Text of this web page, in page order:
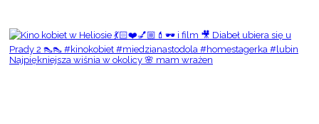
Najpiękniejsza wiśnia w okolicy 🌸 mam wrażen